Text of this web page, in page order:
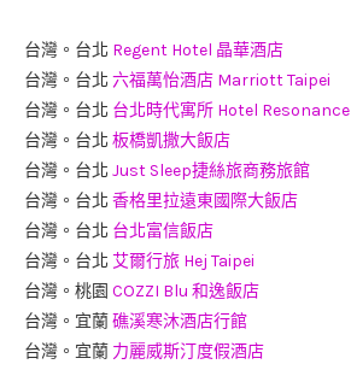
台灣。台北 Regent Hotel 晶華酒店
台灣。台北 六福萬怡酒店 Marriott Taipei
台灣。台北 台北時代寓所 Hotel Resonance
台灣。台北 板橋凱撒大飯店
台灣。台北 Just Sleep捷絲旅商務旅館
台灣。台北 香格里拉遠東國際大飯店
台灣。台北 台北富信飯店
台灣。台北 艾爾行旅 Hej Taipei
台灣。桃園 COZZI Blu 和逸飯店
台灣。宜蘭礁溪寒沐酒店行館
台灣。宜蘭 力麗威斯汀度假酒店